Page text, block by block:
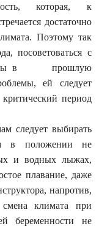
которая, к
достаточно
Поэтому так
посоветоваться с
в прошлую
ей следует
период
выбирать
в положении не
и водных лыжах,
плавание, даже
напротив,
климата при
беременности не